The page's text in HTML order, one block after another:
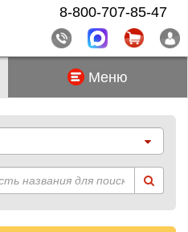
Меню
8-800-707-85-47